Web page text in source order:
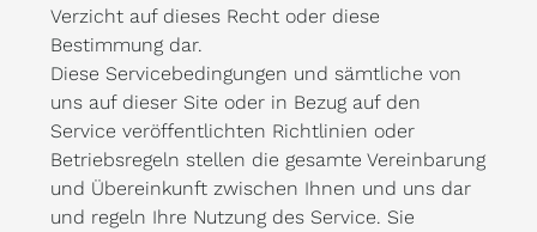
Verzicht auf dieses Recht oder diese
Bestimmung dar.
Diese Servicebedingungen und sämtliche von
uns auf dieser Site oder in Bezug auf den
Service veröffentlichten Richtlinien oder
Betriebsregeln stellen die gesamte Vereinbarung
und Übereinkunft zwischen Ihnen und uns dar
und regeln Ihre Nutzung des Service. Sie